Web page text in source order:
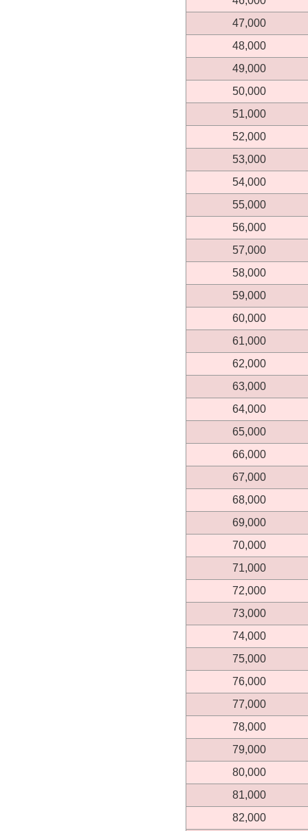
47,000
48,000
49,000
50,000
51,000
52,000
53,000
54,000
55,000
56,000
57,000
58,000
59,000
60,000
61,000
62,000
63,000
64,000
65,000
66,000
67,000
68,000
69,000
70,000
71,000
72,000
73,000
74,000
75,000
76,000
77,000
78,000
79,000
80,000
81,000
82,000